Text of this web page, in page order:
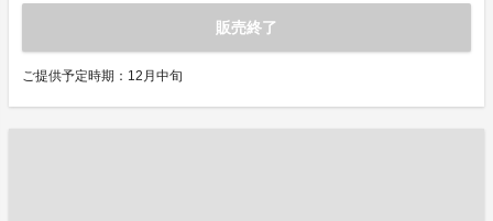
販売終了
ご提供予定時期：12月中旬